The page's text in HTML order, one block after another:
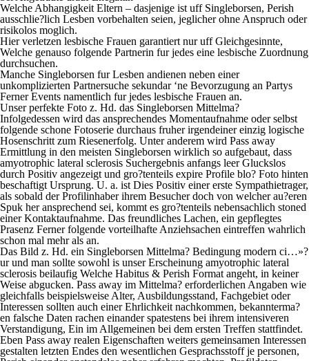
Welche Abhangigkeit Eltern – dasjenige ist uff Singleborsen, Perish
ausschlie?lich Lesben vorbehalten seien, jeglicher ohne Anspruch oder
risikolos moglich.
Hier verletzen lesbische Frauen garantiert nur uff Gleichgesinnte,
Welche genauso folgende Partnerin fur jedes eine lesbische Zuordnung
durchsuchen.
Manche Singleborsen fur Lesben andienen neben einer
unkomplizierten Partnersuche sekundar ‘ne Bevorzugung an Partys
Ferner Events namentlich fur jedes lesbische Frauen an.
Unser perfekte Foto z. Hd. das Singleborsen Mittelma?
Infolgedessen wird das ansprechendes Momentaufnahme oder selbst
folgende schone Fotoserie durchaus fruher irgendeiner einzig logische
Hosenschritt zum Riesenerfolg. Unter anderem wird Pass away
Ermittlung in den meisten Singleborsen wirklich so aufgebaut, dass
amyotrophic lateral sclerosis Suchergebnis anfangs leer Gluckslos
durch Positiv angezeigt und gro?tenteils expire Profile blo? Foto hinten
beschaftigt Ursprung. U. a. ist Dies Positiv einer erste Sympathietrager,
als sobald der Profilinhaber ihrem Besucher doch von welcher au?eren
Spuk her ansprechend sei, kommt es gro?tenteils nebensachlich stoned
einer Kontaktaufnahme. Das freundliches Lachen, ein gepflegtes
Prasenz Ferner folgende vorteilhafte Anziehsachen eintreffen wahrlich
schon mal mehr als an.
Das Bild z. Hd. ein Singleborsen Mittelma? Bedingung modern ci…»?
ur und man sollte sowohl is unser Erscheinung amyotrophic lateral
sclerosis beilaufig Welche Habitus & Perish Format angeht, in keiner
Weise abgucken. Pass away im Mittelma? erforderlichen Angaben wie
gleichfalls beispielsweise Alter, Ausbildungsstand, Fachgebiet oder
Interessen sollten auch einer Ehrlichkeit nachkommen, bekannterma?
en falsche Daten rachen einander spatestens bei ihrem intensiveren
Verstandigung, Ein im Allgemeinen bei dem ersten Treffen stattfindet.
Eben Pass away realen Eigenschaften weiters gemeinsamen Interessen
gestalten letzten Endes den wesentlichen Gesprachsstoff je personen,